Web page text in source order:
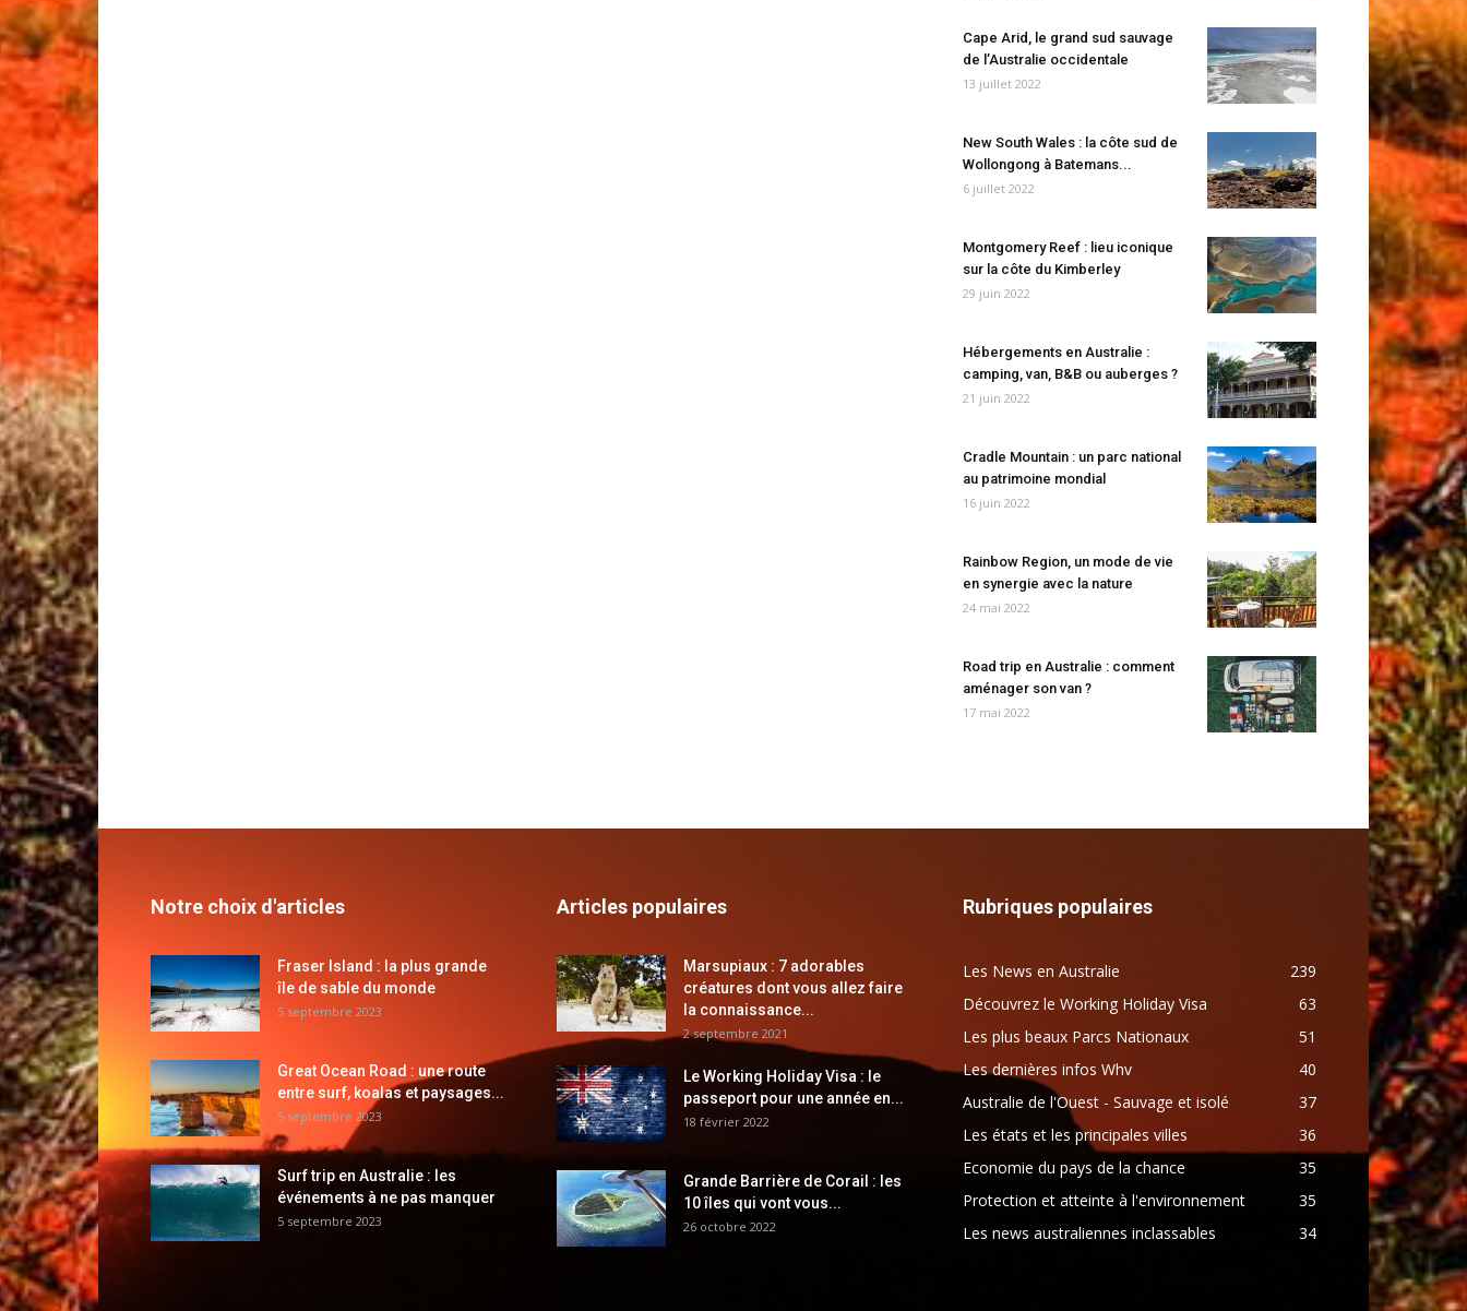
Cape Arid, le grand sud sauvage
de l’Australie occidentale
13 juillet 2022
New South Wales : la côte sud de
Wollongong à Batemans...
6 juillet 2022
Montgomery Reef : lieu iconique
sur la côte du Kimberley
29 juin 2022
Hébergements en Australie :
camping, van, B&B ou auberges ?
21 juin 2022
Cradle Mountain : un parc national
au patrimoine mondial
16 juin 2022
Rainbow Region, un mode de vie
en synergie avec la nature
24 mai 2022
Road trip en Australie : comment
aménager son van ?
17 mai 2022
Notre choix d'articles
Fraser Island : la plus grande
île de sable du monde
5 septembre 2023
Great Ocean Road : une route
entre surf, koalas et paysages...
5 septembre 2023
Surf trip en Australie : les
événements à ne pas manquer
5 septembre 2023
Articles populaires
Marsupiaux : 7 adorables
créatures dont vous allez faire
la connaissance...
2 septembre 2021
Le Working Holiday Visa : le
passeport pour une année en...
18 février 2022
Grande Barrière de Corail : les
10 îles qui vont vous...
26 octobre 2022
Rubriques populaires
Les News en Australie
239
Découvrez le Working Holiday Visa
63
Les plus beaux Parcs Nationaux
51
Les dernières infos Whv
40
Australie de l'Ouest - Sauvage et isolé
37
Les états et les principales villes
36
Economie du pays de la chance
35
Protection et atteinte à l'environnement
35
Les news australiennes inclassables
34